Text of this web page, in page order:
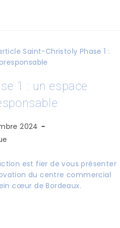
1 : un espace
2024
est fier de vous présenter
du centre commercial
cœur de Bordeaux.